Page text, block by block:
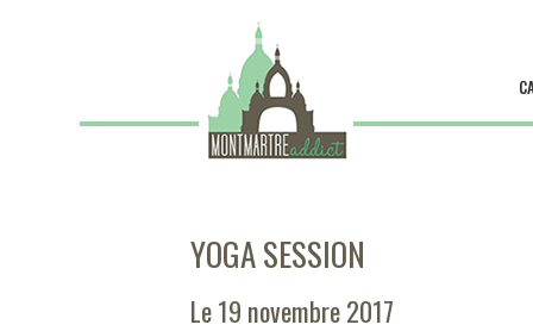
YOGA SESSION
Le 19 novembre 2017